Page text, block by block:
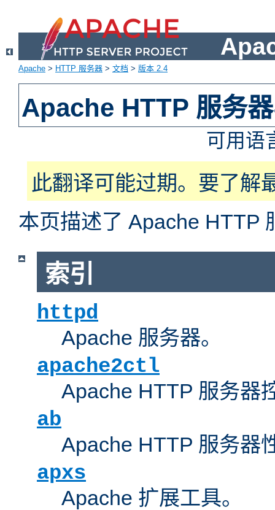
Apache > HTTP 服务器 > 文档 > 版本 2.4
Apache HTTP 服务
可用语
此翻译可能过期。要了解
本页描述了 Apache HTTP
索引
httpd
Apache 服务器。
apache2ctl
Apache HTTP 服务器
ab
Apache HTTP 服务器
apxs
Apache 扩展工具。